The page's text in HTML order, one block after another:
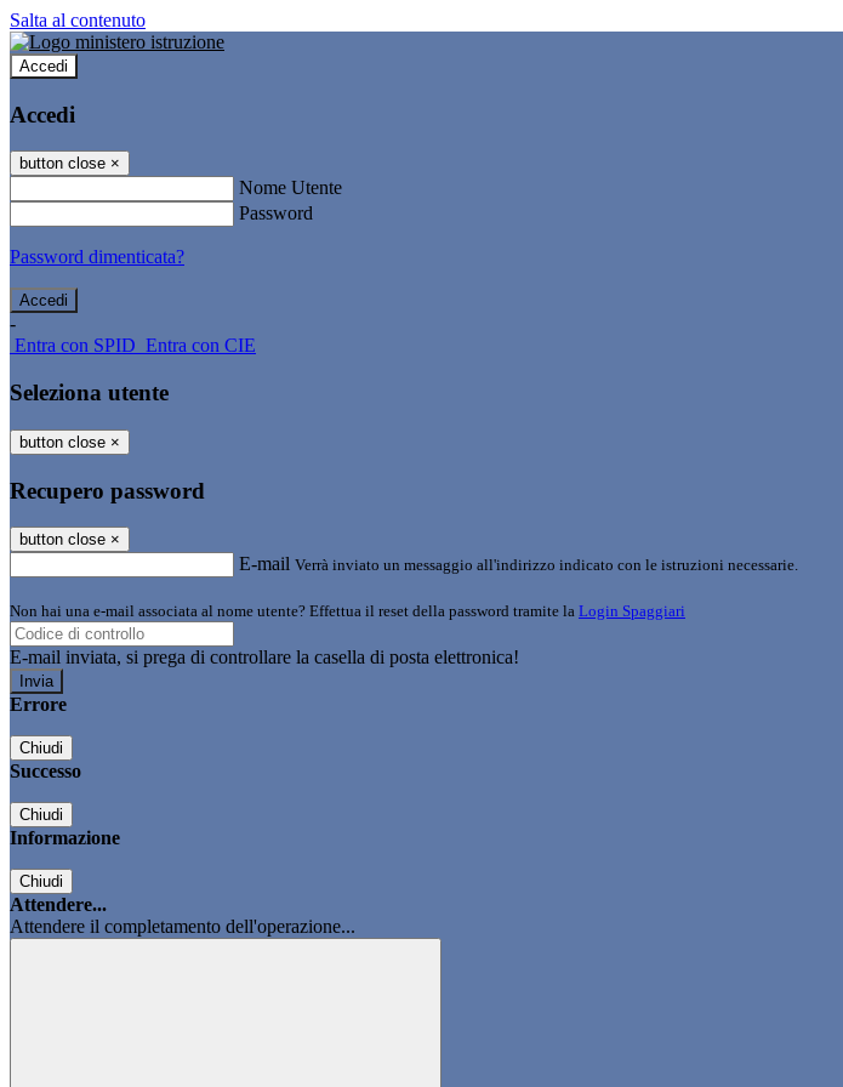
Salta al contenuto
Accedi
Accedi
button close ×
Nome Utente
Password
Password dimenticata?
-
Entra con SPID Entra con CIE
Seleziona utente
button close ×
Recupero password
button close ×
E-mail Verrà inviato un messaggio all'indirizzo indicato con le istruzioni necessarie.
Non hai una e-mail associata al nome utente? Effettua il reset della password tramite la Login Spaggiari
E-mail inviata, si prega di controllare la casella di posta elettronica!
Errore
Chiudi
Successo
Chiudi
Informazione
Chiudi
Attendere...
Attendere il completamento dell'operazione...